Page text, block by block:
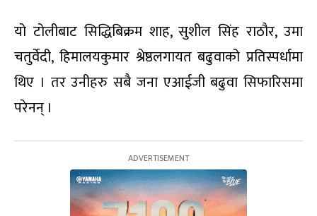
यो टोलीबाट सिद्धिबिक्रम शाह, सुशील सिंह राठौर, उमा
चतुर्वेदी, हिमालयकुमार श्रेष्ठलगायत बढुवाको प्रतिस्पर्धामा
थिए । तर उनीहरु सबै जना एआईजी बढुवा सिफारिसमा
परेनन् ।